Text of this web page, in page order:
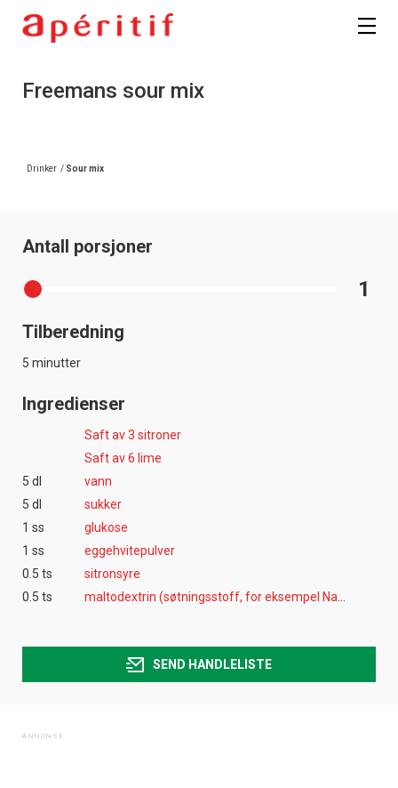
Registrer deg
Freemans sour mix
Drinker / Sour mix
Antall porsjoner
1
Tilberedning
5 minutter
Ingredienser
Saft av 3 sitroner
Saft av 6 lime
5 dl
vann
5 dl
sukker
1 ss
glukose
1 ss
eggehvitepulver
0.5 ts
sitronsyre
0.5 ts
SEND HANDLELISTE